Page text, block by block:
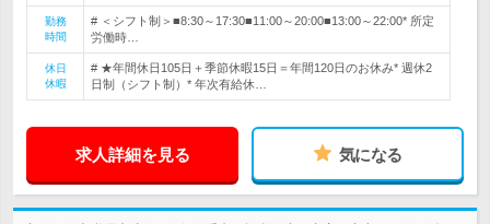
勤務
時間
# ＜シフト制＞■8:30～17:30■11:00～20:00■13:00～22:00* 所定
労働時…
休日
休暇
# ★年間休日105日＋季節休暇15日＝年間120日のお休み* 週休2
日制（シフト制）* 年次有給休…
求人詳細を見る 気になる